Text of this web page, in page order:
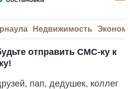
Недвижимость
отправить СМС-ку к
пап, дедушек, коллег